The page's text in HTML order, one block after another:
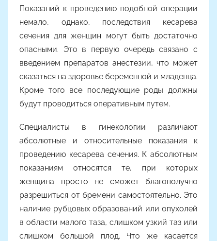
Показаний к проведению подобной операции
немало, однако, последствия кесарева
сечения для женщин могут быть достаточно
опасными. Это в первую очередь связано с
введением препаратов анестезии, что может
сказаться на здоровье беременной и младенца.
Кроме того все последующие роды должны
будут проводиться оперативным путем.
Специалисты в гинекологии различают
абсолютные и относительные показания к
проведению кесарева сечения. К абсолютным
показаниям относятся те, при которых
женщина просто не сможет благополучно
разрешиться от бремени самостоятельно. Это
наличие рубцовых образований или опухолей
в области малого таза, слишком узкий таз или
слишком большой плод. Что же касается